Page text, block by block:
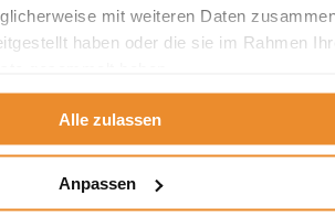
mit weiteren Daten
haben oder die sie im Rahmen
Alle zulassen
Anpassen